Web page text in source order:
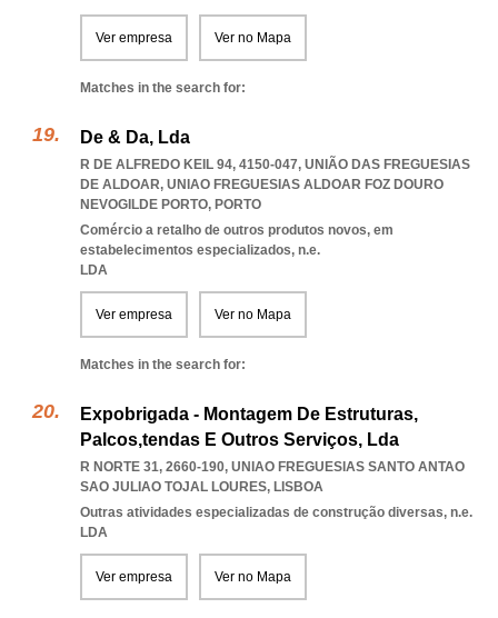
Ver empresa Ver no Mapa
Matches in the search for:
De & Da, Lda
R DE ALFREDO KEIL 94, 4150-047, UNIÃO DAS FREGUESIAS
DE ALDOAR, UNIAO FREGUESIAS ALDOAR FOZ DOURO
NEVOGILDE PORTO, PORTO
Comércio a retalho de outros produtos novos, em
estabelecimentos especializados, n.e.
LDA
Ver empresa Ver no Mapa
Matches in the search for:
Expobrigada - Montagem De Estruturas,
Palcos,tendas E Outros Serviços, Lda
R NORTE 31, 2660-190, UNIAO FREGUESIAS SANTO ANTAO
SAO JULIAO TOJAL LOURES, LISBOA
Outras atividades especializadas de construção diversas, n.e.
LDA
Ver empresa Ver no Mapa